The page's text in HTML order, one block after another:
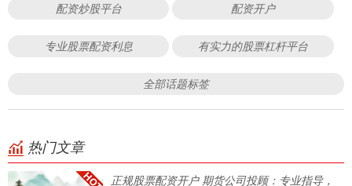
配资炒股平台 配资开户
专业股票配资利息 有实力的股票杠杆平台
全部话题标签
热门文章
正规股票配资开户 期货公司投顾：专业指导，